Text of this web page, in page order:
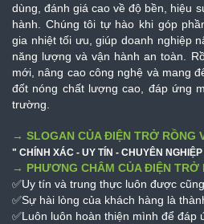
dùng, đánh giá cao về độ bền, hiệu
hành. Chúng tôi tự hào khi góp
gia nhiệt tối ưu, giúp doanh nghiệp
năng lượng và vận hành an toàn.
mới, nâng cao công nghệ và mang
đốt nóng chất lượng cao, đáp ứng
trường.
→ SLOGAN CỦA ĐIỆN TRỞ RỒNG
" CHÍNH XÁC - UY TÍN - CHUYÊN
→ PHƯƠNG CHÂM CỦA ĐIỆN TRỞ
✅Uy tín và trung thực luôn được
✅Sự hài lòng của khách hàng là
✅Luôn luôn hoàn thiện mình để